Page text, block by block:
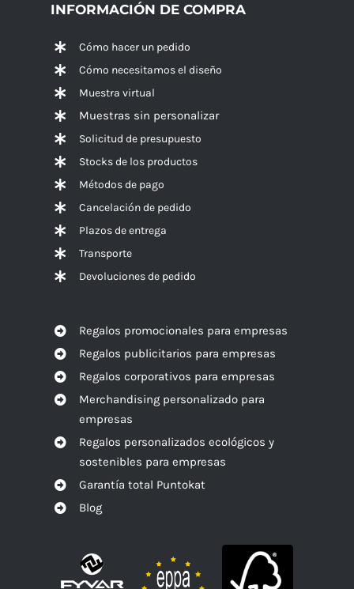
INFORMACIÓN DE COMPRA
Cómo hacer un pedido
Cómo necesitamos el diseño
Muestra virtual
Muestras sin personalizar
Solicitud de presupuesto
Stocks de los productos
Métodos de pago
Cancelación de pedido
Plazos de entrega
Transporte
Devoluciones de pedido
Regalos promocionales para empresas
Regalos publicitarios para empresas
Regalos corporativos para empresas
Merchandising personalizado para
empresas
Regalos personalizados ecológicos y
sostenibles para empresas
Garantía total Puntokat
Blog